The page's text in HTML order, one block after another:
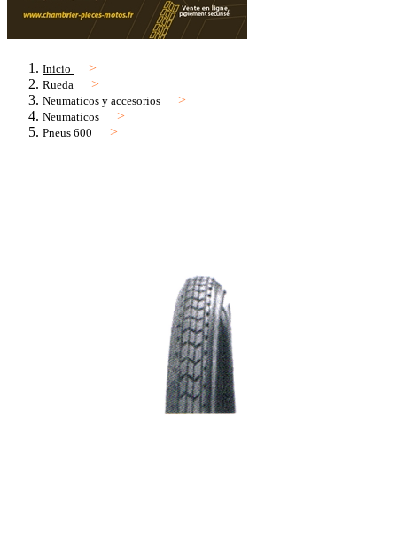
Inicio
Rueda
Neumaticos y accesorios
Neumaticos
Pneus 600